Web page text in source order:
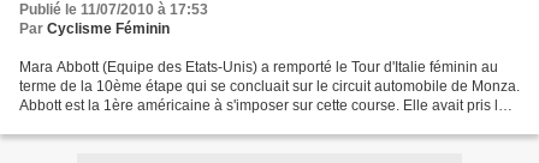
Publié le 11/07/2010 à 17:53
Par Cyclisme Féminin
Mara Abbott (Equipe des Etats-Unis) a remporté le Tour d'Italie féminin au
terme de la 10ème étape qui se concluait sur le circuit automobile de Monza.
Abbott est la 1ère américaine à s'imposer sur cette course. Elle avait pris le